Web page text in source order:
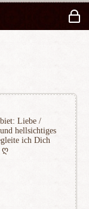
Liebe /
hellsichtiges
ich Dich
ღ